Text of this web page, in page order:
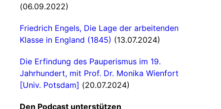
(06.09.2022)
Friedrich Engels, Die Lage der arbeitenden
Klasse in England (1845) (13.07.2024)
Die Erfindung des Pauperismus im 19.
Jahrhundert, mit Prof. Dr. Monika Wienfort
[Univ. Potsdam] (20.07.2024)
Den Podcast unterstützen